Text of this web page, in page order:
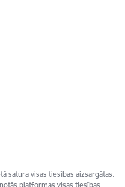
satura visas tiesības aizsargātas.
platformas visas tiesības